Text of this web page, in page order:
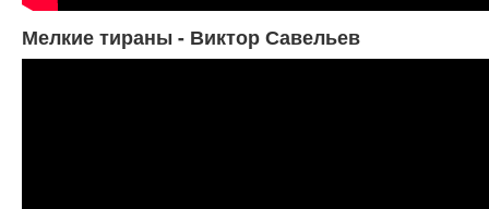
Мелкие тираны - Виктор Савельев